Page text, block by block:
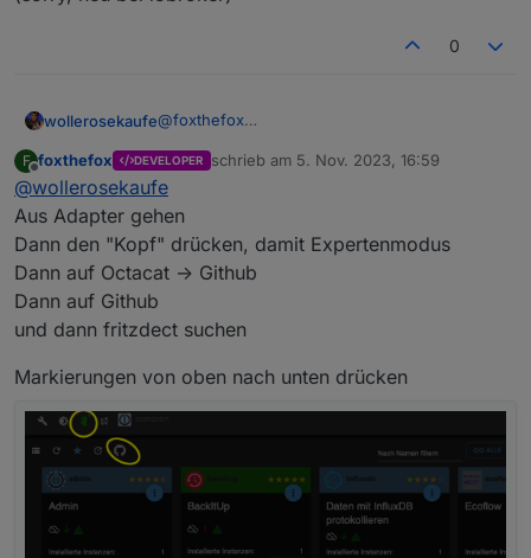
0
wollerosekaufe@foxthefox
sorry, muss mal blöd fragen - wie updated man
instanzen? O_o
npm u ~, version ist auf der neuen 2.5.6,
adapter ebenso.
aber die instanz bleibt auf 2.5.5
iob update/upgrade bewirkt nichts weiter,
docker neustart auch nicht.
muss man die adapter immer neu erstellen...?
(sorry, neu bei iobroker)
F
Offline
foxthefox DEVELOPER schrieb am 5. Nov. 2023, 16:59
zuletzt editiert von
@wollerosekaufe
Aus Adapter gehen
Dann den "Kopf" drücken, damit Expertenmodus
Dann auf Octacat -> Github
Dann auf Github
und dann fritzdect suchen
Markierungen von oben nach unten drücken